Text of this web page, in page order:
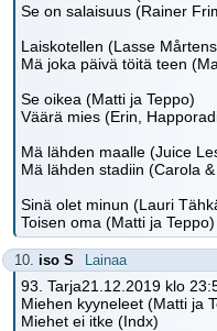
Se on salaisuus (Rainer
Laiskotellen (Lasse
Mä joka päivä töitä teen
Se oikea (Matti ja Teppo)
Väärä mies (Erin,
Mä lähden maalle (Juice
Mä lähden stadiin (Carola
Sinä olet minun (Lauri
Toisen oma (Matti ja Teppo)
10. iso S Lainaa
93. Tarja21.12.2019 klo
Miehen kyyneleet (Matti ja
Miehet ei itke (Indx)